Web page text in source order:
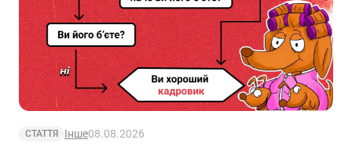
СТАТТЯ Інше08.08.2026